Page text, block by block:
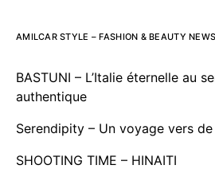
AMILCAR STYLE – FASHION & BEAUTY NEWS
BASTUNI – L’Italie éternelle au
authentique
Serendipity – Un voyage vers
SHOOTING TIME – HINAITI